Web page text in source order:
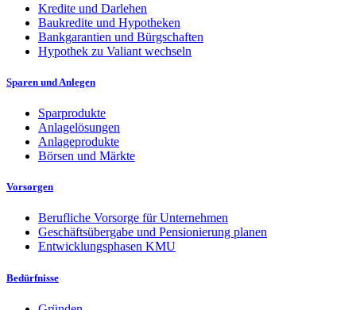
Kredite und Darlehen
Baukredite und Hypotheken
Bankgarantien und Bürgschaften
Hypothek zu Valiant wechseln
Sparen und Anlegen
Sparprodukte
Anlagelösungen
Anlageprodukte
Börsen und Märkte
Vorsorgen
Berufliche Vorsorge für Unternehmen
Geschäftsübergabe und Pensionierung planen
Entwicklungsphasen KMU
Bedürfnisse